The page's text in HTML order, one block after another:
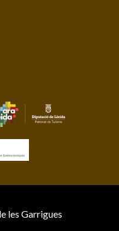
les Garrigues